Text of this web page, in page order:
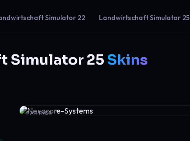
Simulator 22 Landwirtschaft Simulator 25
Simulator 25 Skins
PARTNER